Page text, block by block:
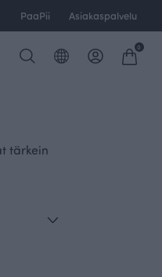
PaaPii Asiakaspalvelu
0
tärkein